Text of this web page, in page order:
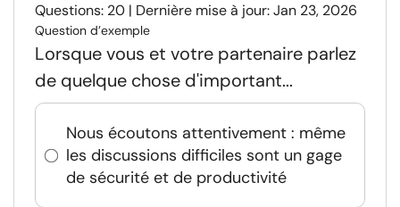
Questions: 20 | Dernière mise à jour: Jan 23, 2026
Question d’exemple
Lorsque vous et votre partenaire parlez
de quelque chose d'important...
Nous écoutons attentivement : même
les discussions difficiles sont un gage
de sécurité et de productivité